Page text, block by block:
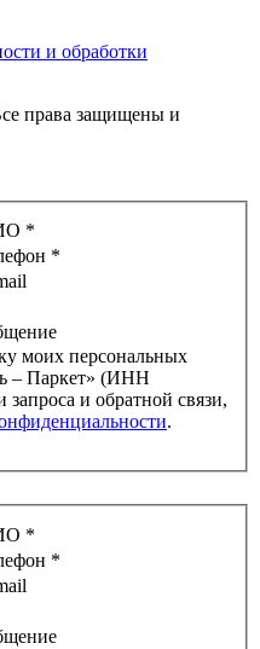
и обработки
права защищены и
*
*
моих персональных
– Паркет» (ИНН
.
*
*